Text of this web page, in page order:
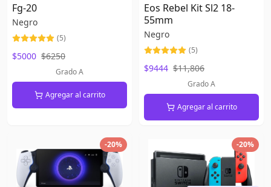
Fg-20
Negro
(5)
$5000 $6250
Grado A
Agregar al carrito
Eos Rebel Kit Sl2 18-
55mm
Negro
(5)
$9444 $11,806
Grado A
Agregar al carrito
-20% -20%